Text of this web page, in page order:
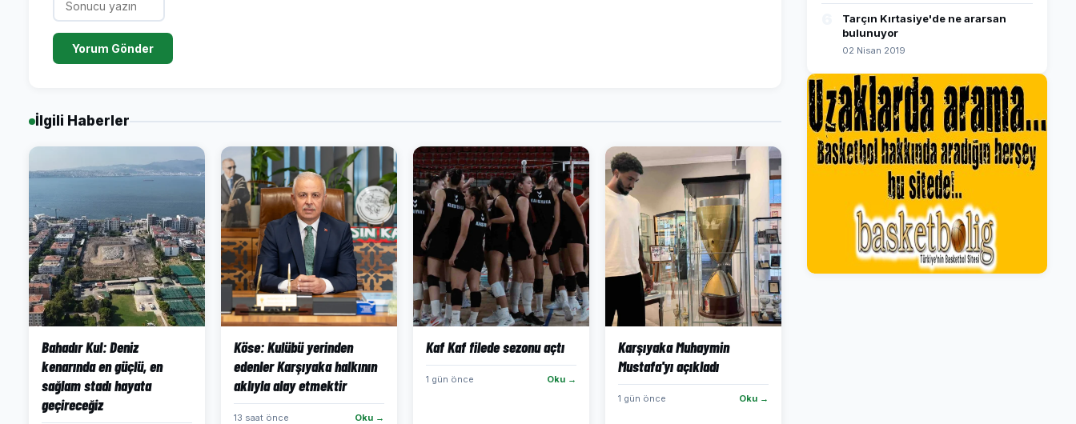
Yorum Gönder
İlgili Haberler
Bahadır Kul: Deniz
kenarında en güçlü, en
sağlam stadı hayata
geçireceğiz
Köse: Kulübü yerinden
edenler Karşıyaka halkının
aklıyla alay etmektir
13 saat önce Oku →
Kaf Kaf filede sezonu açtı
1 gün önce Oku →
Karşıyaka Muhaymin
Mustafa'yı açıkladı
1 gün önce Oku →
Tarçın Kırtasiye'de ne ararsan
bulunuyor
02 Nisan 2019